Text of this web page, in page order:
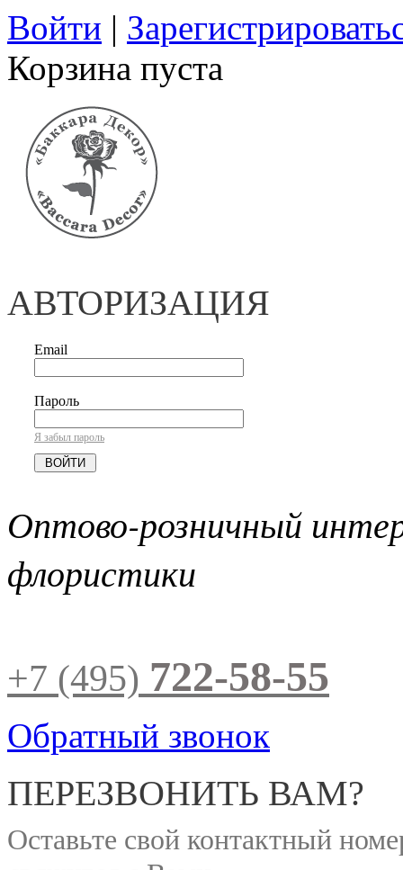
Войти |
Корзина пуста
АВТОРИЗАЦИЯ
Email
Пароль
Я забыл пароль
Оптово-розничный
флористики
+7 (495) 722-58-55
Обратный звонок
ПЕРЕЗВОНИТЬ ВАМ?
Оставьте свой контактный